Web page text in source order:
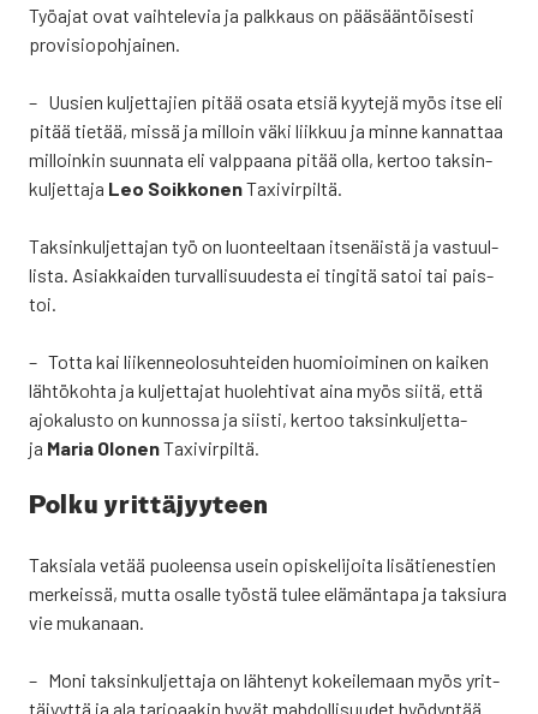
Työ­ajat ovat vaih­te­le­via ja palk­kaus on pää­sään­töi­ses­ti
pro­vi­sio­poh­jai­nen.
– Uusien kul­jet­ta­jien pitää osa­ta etsiä kyy­te­jä myös itse eli
pitää tie­tää, mis­sä ja mil­loin väki liik­kuu ja min­ne kan­nat­taa
mil­loin­kin suun­na­ta eli valp­paa­na pitää olla, ker­too tak­sin­
kul­jet­ta­ja Leo Soik­ko­nenTaxi­vir­pil­tä.
Tak­sin­kul­jet­ta­jan työ on luon­teel­taan itse­näis­tä ja vas­tuul­
lis­ta. Asiak­kai­den tur­val­li­suu­des­ta ei tin­gi­tä satoi tai pais­
toi.
– Tot­ta kai lii­ken­neo­lo­suh­tei­den huo­mioi­mi­nen on kai­ken
läh­tö­koh­ta ja kul­jet­ta­jat huo­leh­ti­vat aina myös sii­tä, että
ajo­ka­lus­to on kun­nos­sa ja siis­ti, ker­too tak­sin­kul­jet­ta­
ja Maria Olo­nenTaxi­vir­pil­tä.
Pol­ku yrit­tä­jyy­teen
Tak­sia­la vetää puo­leen­sa usein opis­ke­li­joi­ta lisä­tie­nes­tien
mer­keis­sä, mut­ta osal­le työs­tä tulee elä­män­ta­pa ja tak­siu­ra
vie muka­naan.
– Moni tak­sin­kul­jet­ta­ja on läh­te­nyt kokei­le­maan myös yrit­
tä­jyyt­tä ja ala tar­jo­aa­kin hyvät mah­dol­li­suu­det hyö­dyn­tää